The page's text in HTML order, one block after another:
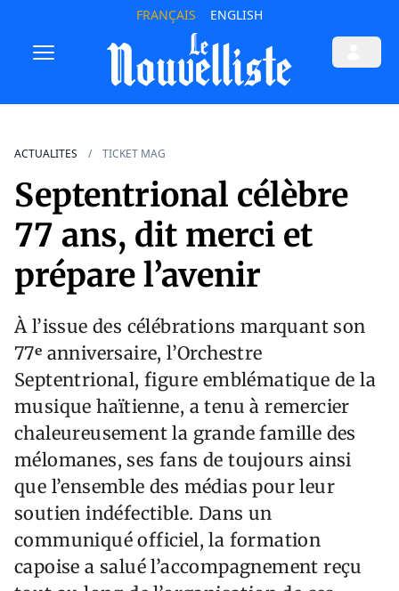
FRANÇAIS ENGLISH
ACTUALITES TICKET MAG
Septentrional célèbre
77 ans, dit merci et
prépare l’avenir
À l’issue des célébrations marquant son
77ᵉ anniversaire, l’Orchestre
Septentrional, figure emblématique de la
musique haïtienne, a tenu à remercier
chaleureusement la grande famille des
mélomanes, ses fans de toujours ainsi
que l’ensemble des médias pour leur
soutien indéfectible. Dans un
communiqué officiel, la formation
capoise a salué l’accompagnement reçu